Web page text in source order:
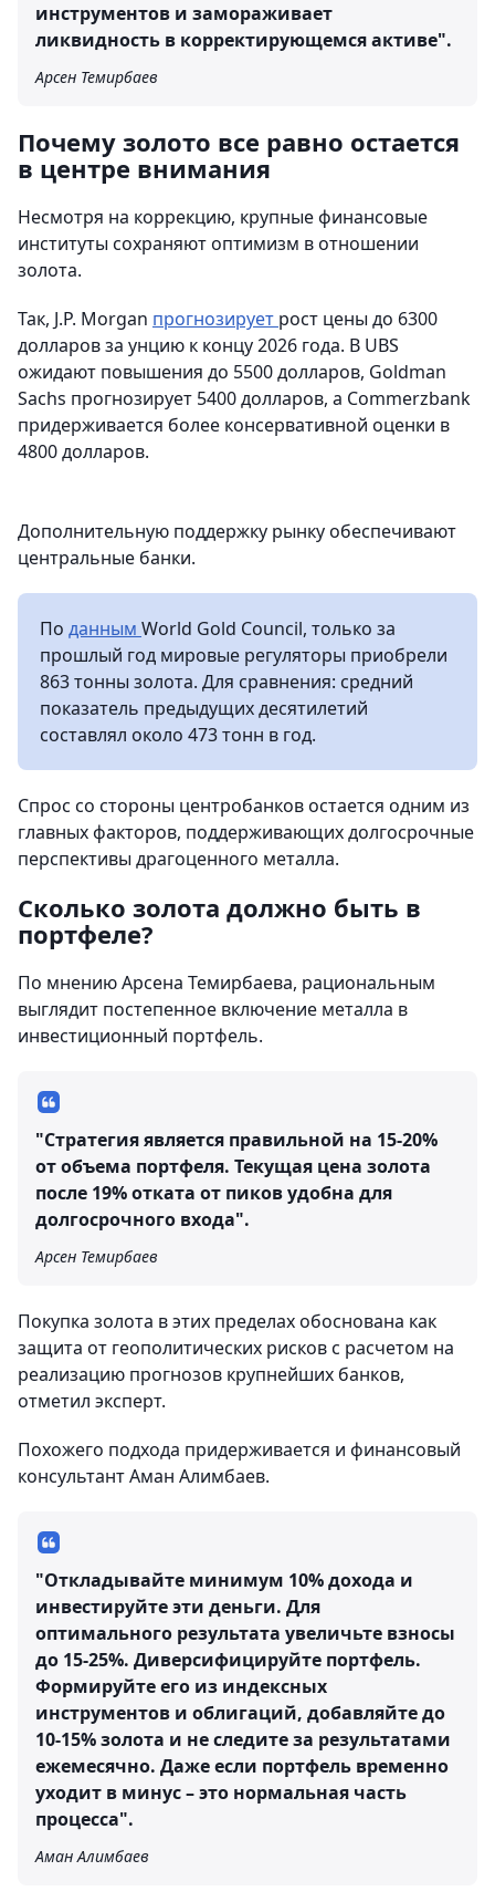
инструментов и замораживает
ликвидность в корректирующемся активе".
Арсен Темирбаев
Почему золото все равно остается
в центре внимания
Несмотря на коррекцию, крупные финансовые
институты сохраняют оптимизм в отношении
золота.
Так, J.P. Morgan прогнозирует рост цены до 6300
долларов за унцию к концу 2026 года. В UBS
ожидают повышения до 5500 долларов, Goldman
Sachs прогнозирует 5400 долларов, а Commerzbank
придерживается более консервативной оценки в
4800 долларов.
Дополнительную поддержку рынку обеспечивают
центральные банки.
По данным World Gold Council, только за
прошлый год мировые регуляторы приобрели
863 тонны золота. Для сравнения: средний
показатель предыдущих десятилетий
составлял около 473 тонн в год.
Спрос со стороны центробанков остается одним из
главных факторов, поддерживающих долгосрочные
перспективы драгоценного металла.
Сколько золота должно быть в
портфеле?
По мнению Арсена Темирбаева, рациональным
выглядит постепенное включение металла в
инвестиционный портфель.
"Стратегия является правильной на 15-20%
от объема портфеля. Текущая цена золота
после 19% отката от пиков удобна для
долгосрочного входа".
Арсен Темирбаев
Покупка золота в этих пределах обоснована как
защита от геополитических рисков с расчетом на
реализацию прогнозов крупнейших банков,
отметил эксперт.
Похожего подхода придерживается и финансовый
консультант Аман Алимбаев.
"Откладывайте минимум 10% дохода и
инвестируйте эти деньги. Для
оптимального результата увеличьте взносы
до 15-25%. Диверсифицируйте портфель.
Формируйте его из индексных
инструментов и облигаций, добавляйте до
10-15% золота и не следите за результатами
ежемесячно. Даже если портфель временно
уходит в минус – это нормальная часть
процесса".
Аман Алимбаев